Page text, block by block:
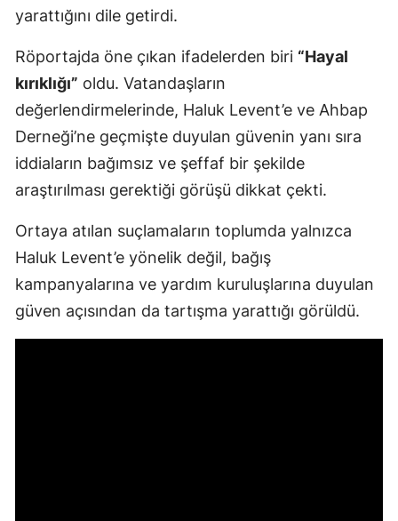
yarattığını dile getirdi.
Röportajda öne çıkan ifadelerden biri “Hayal
kırıklığı” oldu. Vatandaşların
değerlendirmelerinde, Haluk Levent’e ve Ahbap
Derneği’ne geçmişte duyulan güvenin yanı sıra
iddiaların bağımsız ve şeffaf bir şekilde
araştırılması gerektiği görüşü dikkat çekti.
Ortaya atılan suçlamaların toplumda yalnızca
Haluk Levent’e yönelik değil, bağış
kampanyalarına ve yardım kuruluşlarına duyulan
güven açısından da tartışma yarattığı görüldü.